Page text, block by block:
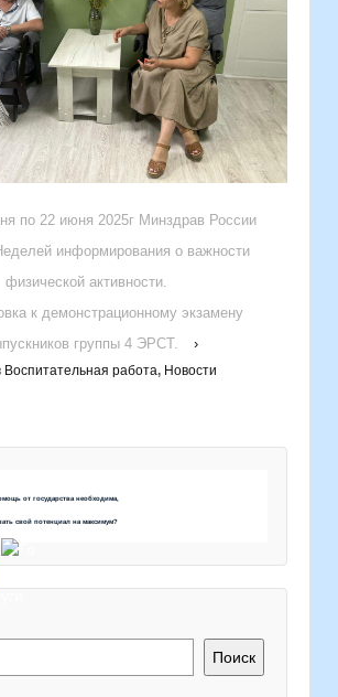
по 22 июня 2025г Минздрав России
информирования о важности
физической активности.
к демонстрационному экзамену
группы 4 ЭРСТ.
›
Воспитательная работа, Новости
от государства необходима,
свой потенциал на максимум?
Поиск